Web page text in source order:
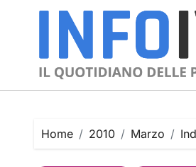
Home 2010 Marzo